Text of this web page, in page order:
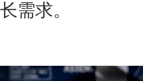
长需求。